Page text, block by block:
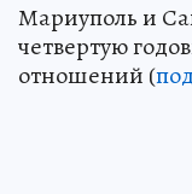
Мариуполь и
четвертую
отношений (